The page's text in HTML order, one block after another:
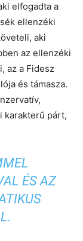
elfogadta a
ellenzéki
aki
az ellenzéki
az a Fidesz
és támasza.
karakterű párt,
ÉS AZ